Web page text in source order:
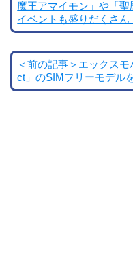
魔王アマイモン」や「聖
イベントも盛りだくさん
＜前の記事＞エックス
ct」のSIMフリーモデル